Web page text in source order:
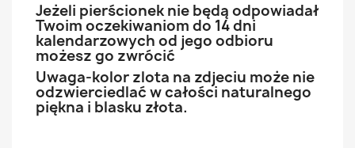
Jeżeli pierścionek nie będą odpowiadał
Twoim oczekiwaniom do 14 dni
kalendarzowych od jego odbioru
możesz go zwrócić
Uwaga-kolor zlota na zdjeciu może nie
odzwierciedlać w całości naturalnego
piękna i blasku złota.